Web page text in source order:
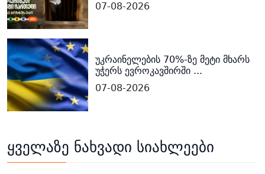
07-08-2026
უკრაინელების 70%-ზე მეტი მხარს
უჭერს ევროკავშირში ...
07-08-2026
ყველაზე ნახვადი სიახლეები